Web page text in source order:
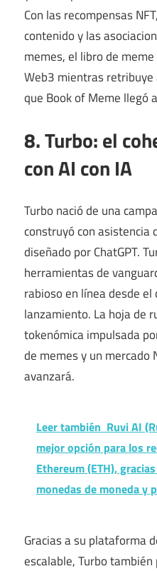
Con las recompensas
contenido y las
memes, el libro de
Web3 mientras retribuye
que Book of Meme llegó
8. Turbo: el
con AI con IA
Turbo nació de una
construyó con asistencia
diseñado por ChatGPT.
herramientas de
rabioso en línea desde
lanzamiento. La hoja de
tokenómica impulsada
de memes y un mercado
avanzará.
Leer también Ruvi AI
mejor opción para los
Ethereum (ETH),
monedas de moneda y
Gracias a su plataforma
escalable, Turbo